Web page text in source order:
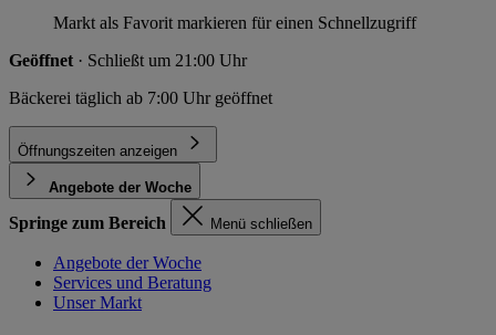
Markt als Favorit markieren für einen Schnellzugriff
Geöffnet · Schließt um 21:00 Uhr
Bäckerei täglich ab 7:00 Uhr geöffnet
Öffnungszeiten anzeigen
Angebote der Woche
Springe zum Bereich Menü schließen
Angebote der Woche
Services und Beratung
Unser Markt